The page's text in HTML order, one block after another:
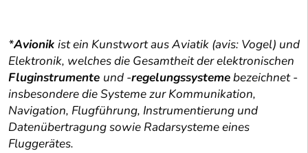
*Avionik ist ein Kunstwort aus Aviatik (avis: Vogel) und
Elektronik, welches die Gesamtheit der elektronischen
Fluginstrumente und -regelungssystemebezeichnet -
insbesondere die Systeme zur Kommunikation,
Navigation, Flugführung, Instrumentierung und
Datenübertragung sowie Radarsysteme eines
Fluggerätes.